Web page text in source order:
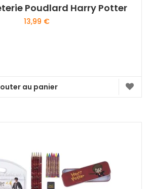
Poudlard Harry Potter
13,99 €
au panier